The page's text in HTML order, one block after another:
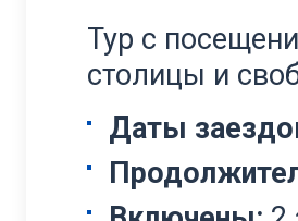
Тур с
столицы и
Даты